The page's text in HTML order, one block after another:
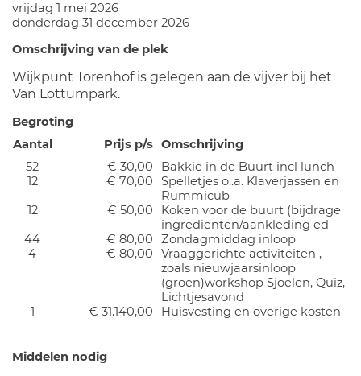
vrijdag 1 mei 2026
donderdag 31 december 2026
Omschrijving van de plek
Wijkpunt Torenhof is gelegen aan de vijver bij het
Van Lottumpark.
Begroting
Aantal
Prijs p/s Omschrijving
52
€ 30,00
Bakkie in de Buurt incl lunch
12
€ 70,00
Spelletjes o..a. Klaverjassen en
Rummicub
12
€ 50,00
Koken voor de buurt (bijdrage
ingredienten/aankleding ed
44
€ 80,00
Zondagmiddag inloop
4
€ 80,00
Vraaggerichte activiteiten ,
zoals nieuwjaarsinloop
(groen)workshop Sjoelen, Quiz,
Lichtjesavond
1
€ 31.140,00 Huisvesting en overige kosten
Middelen nodig